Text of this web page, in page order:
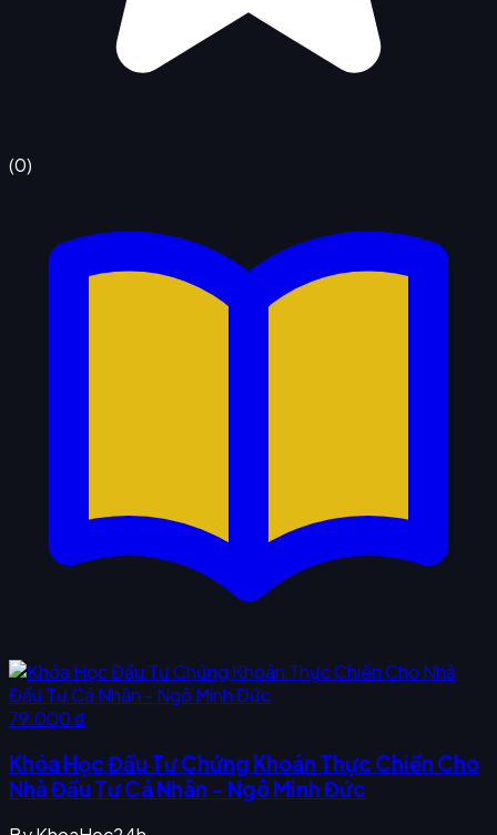
(0)
79.000 ₫
Khóa Học Đầu Tư Chứng Khoán Thực Chiến Cho
Nhà Đầu Tư Cá Nhân - Ngô Minh Đức